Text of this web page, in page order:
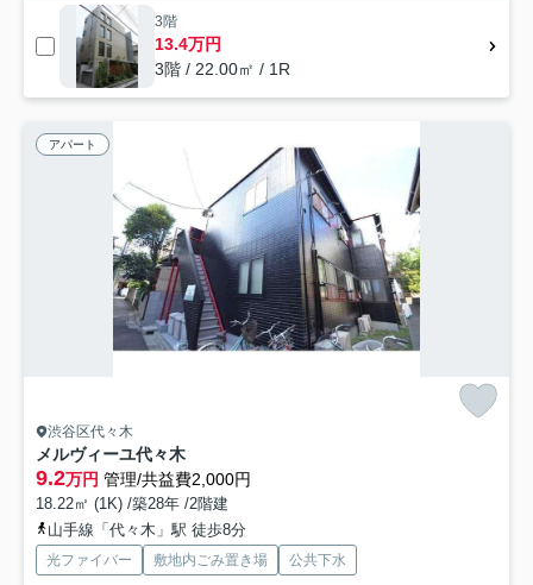
3階
13.4万円
3階 / 22.00㎡ / 1R
アパート
渋谷区代々木
メルヴィーユ代々木
9.2万円 管理/共益費2,000円
18.22㎡ (1K) /築28年 /2階建
山手線「代々木」駅 徒歩8分
光ファイバー 敷地内ごみ置き場 公共下水